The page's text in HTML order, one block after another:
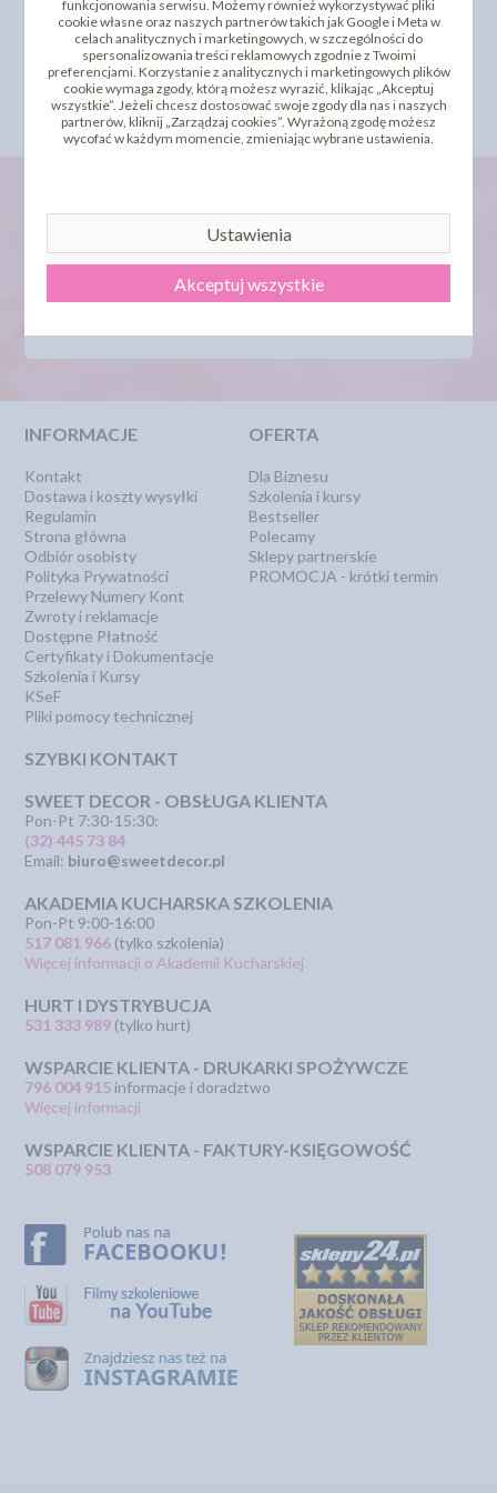
DODAJ SWOJĄ OPINIĘ
PRODUKTY PODOBNE
newsletter
INFORMACJE
Kontakt
Dostawa i koszty wysyłki
Regulamin
Strona główna
Odbiór osobisty
Polityka Prywatności
Przelewy Numery Kont
Zwroty i reklamacje
Dostępne Płatność
Certyfikaty i Dokumentacje
Szkolenia i Kursy
KSeF
Pliki pomocy technicznej
OFERTA
Dla Biznesu
Szkolenia i kursy
Bestseller
Polecamy
Sklepy partnerskie
PROMOCJA - krótki termin
SZYBKI KONTAKT
SWEET DECOR - OBSŁUGA KLIENTA
Pon-Pt 7:30-15:30:
(32) 445 73 84
Email: biuro@sweetdecor.pl
AKADEMIA KUCHARSKA SZKOLENIA
Pon-Pt 9:00-16:00
517 081 966 (tylko szkolenia)
Więcej informacji o Akademii Kucharskiej
HURT I DYSTRYBUCJA
531 333 989 (tylko hurt)
WSPARCIE KLIENTA - DRUKARKI SPOŻYWCZE
796 004 915 informacje i doradztwo
Więcej informacji
WSPARCIE KLIENTA - FAKTURY-KSIĘGOWOŚĆ
508 079 953
funkcjonowania serwisu. Możemy również wykorzystywać pliki
cookie własne oraz naszych partnerów takich jak Google i Meta w
celach analitycznych i marketingowych, w szczególności do
spersonalizowania treści reklamowych zgodnie z Twoimi
preferencjami. Korzystanie z analitycznych i marketingowych plików
cookie wymaga zgody, którą możesz wyrazić, klikając „Akceptuj
wszystkie”. Jeżeli chcesz dostosować swoje zgody dla nas i naszych
partnerów, kliknij „Zarządzaj cookies”. Wyrażoną zgodę możesz
wycofać w każdym momencie, zmieniając wybrane ustawienia.
Ustawienia
Akceptuj wszystkie